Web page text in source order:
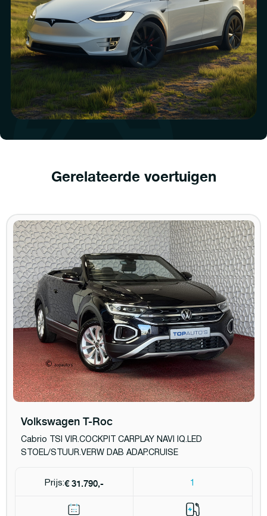
Gerelateerde voertuigen
Volkswagen T-Roc
Cabrio TSI VIR.COCKPIT CARPLAY NAVI IQ.LED
STOEL/STUUR.VERW DAB ADAP.CRUISE
Prijs:€ 31.790,- 1